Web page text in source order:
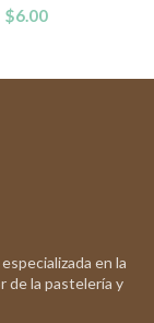
$6.00
en la
de la pastelería y